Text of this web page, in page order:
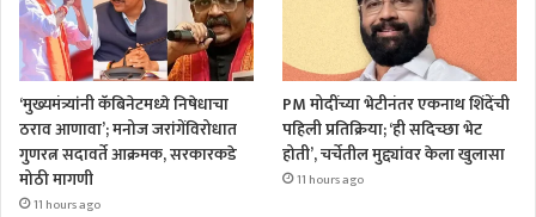
‘मुख्यमंत्र्यांनी कॅबिनेटमध्ये निषेधाचा
ठराव आणावा’; मनोज जरांगेंविरोधात
गुणरत्न सदावर्ते आक्रमक, सरकारकडे
मोठी मागणी
11 hours ago
PM मोदींच्या भेटीनंतर एकनाथ शिंदेंची
पहिली प्रतिक्रिया; ‘ही सदिच्छा भेट
होती’, चर्चेतील मुद्द्यांवर केला खुलासा
11 hours ago